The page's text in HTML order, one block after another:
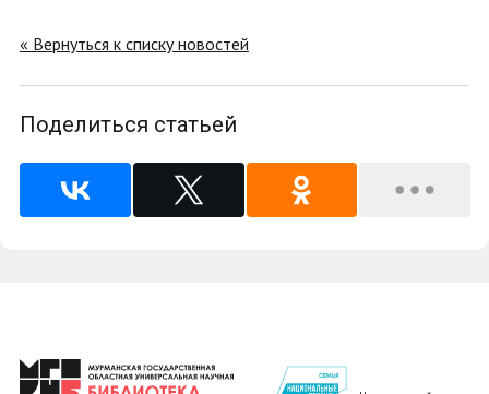
« Вернуться к списку новостей
Поделиться статьей